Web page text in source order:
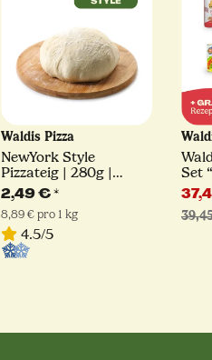
Waldis Pizza
NewYork Style
Pizzateig | 280g |
tiefgefroren
2,49 €*
8,89 € pro 1 kg
4.5/5
Set